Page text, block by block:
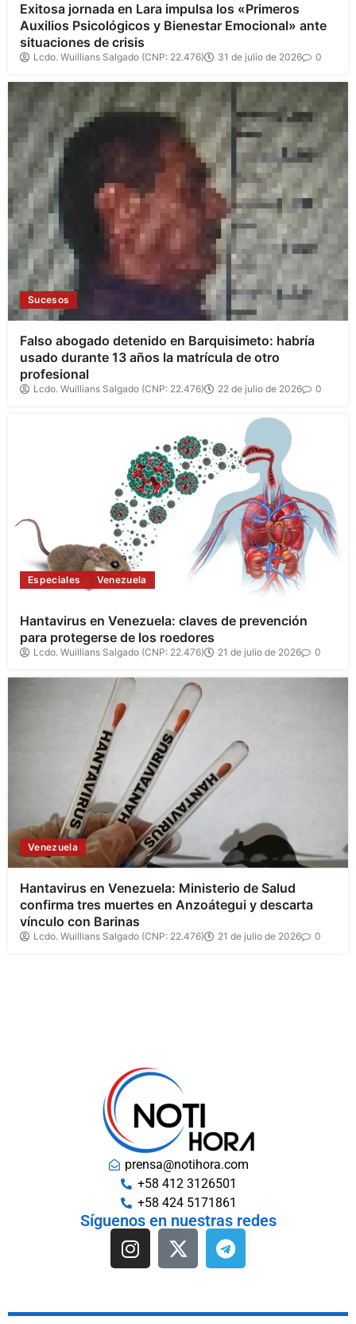
Exitosa jornada en Lara impulsa los «Primeros
Auxilios Psicológicos y Bienestar Emocional» ante
situaciones de crisis
Lcdo. Wuillians Salgado (CNP: 22.476) 31 de julio de 2026 0
Sucesos
Falso abogado detenido en Barquisimeto: habría
usado durante 13 años la matrícula de otro
profesional
Lcdo. Wuillians Salgado (CNP: 22.476) 22 de julio de 2026 0
Especiales Venezuela
Hantavirus en Venezuela: claves de prevención
para protegerse de los roedores
Lcdo. Wuillians Salgado (CNP: 22.476) 21 de julio de 2026 0
Venezuela
Hantavirus en Venezuela: Ministerio de Salud
confirma tres muertes en Anzoátegui y descarta
vínculo con Barinas
Lcdo. Wuillians Salgado (CNP: 22.476) 21 de julio de 2026 0
prensa@notihora.com
+58 412 3126501
+58 424 5171861
Síguenos en nuestras redes